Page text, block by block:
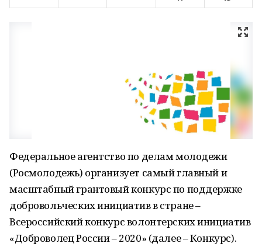
Федеральное агентство по делам молодежи
(Росмолодежь) организует самый главный и
масштабный грантовый конкурс по поддержке
добровольческих инициатив в стране –
Всероссийский конкурс волонтерских инициатив
«Доброволец России – 2020» (далее – Конкурс).